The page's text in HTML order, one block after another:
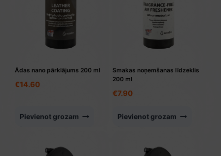
Ādas nano pārklājums 200 ml
€14.60
Pievienot grozam
Smakas noņemšanas līdzeklis
200 ml
€7.90
Pievienot grozam